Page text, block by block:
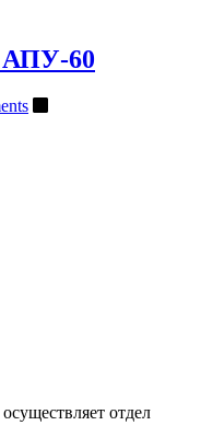
АПУ-60
отдел